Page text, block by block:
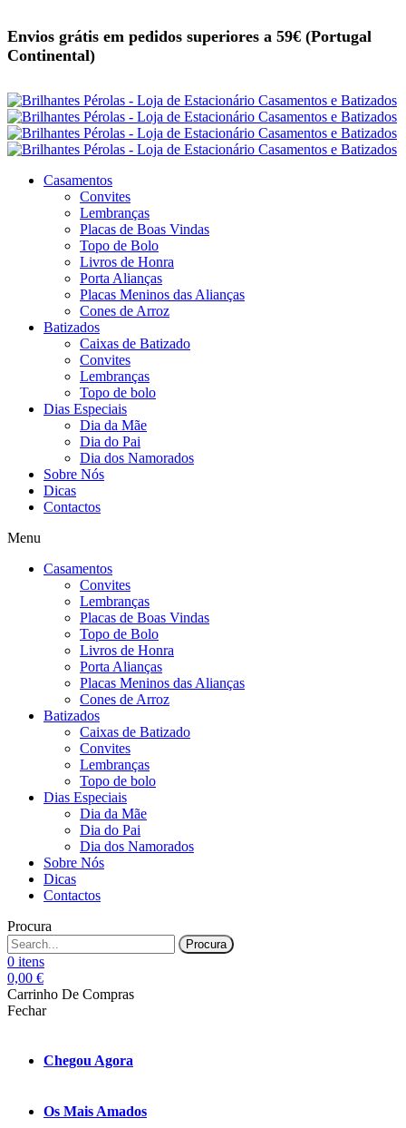
Envios grátis em pedidos superiores a 59€ (Portugal
Continental)
Casamentos
Convites
Lembranças
Placas de Boas Vindas
Topo de Bolo
Livros de Honra
Porta Alianças
Placas Meninos das Alianças
Cones de Arroz
Batizados
Caixas de Batizado
Convites
Lembranças
Topo de bolo
Dias Especiais
Dia da Mãe
Dia do Pai
Dia dos Namorados
Sobre Nós
Dicas
Contactos
Menu
Casamentos
Convites
Lembranças
Placas de Boas Vindas
Topo de Bolo
Livros de Honra
Porta Alianças
Placas Meninos das Alianças
Cones de Arroz
Batizados
Caixas de Batizado
Convites
Lembranças
Topo de bolo
Dias Especiais
Dia da Mãe
Dia do Pai
Dia dos Namorados
Sobre Nós
Dicas
Contactos
Procura
Procura
0 itens
0,00 €
Carrinho De Compras
Fechar
Chegou Agora
Os Mais Amados